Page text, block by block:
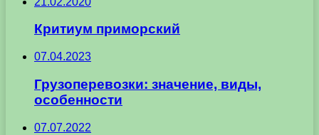
Критиум приморский
07.04.2023
Грузоперевозки: значение, виды,
особенности
07.07.2022